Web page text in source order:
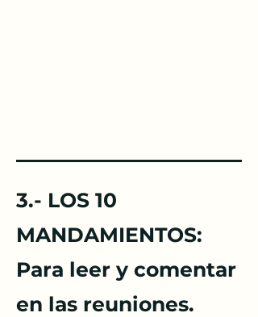
3.- ​LOS 10
MANDAMIENTOS:
Para leer y comentar
en las reuniones.